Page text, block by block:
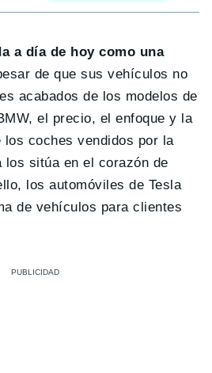
a día de hoy como una
de que sus vehículos no
acabados de los modelos de
el precio, el enfoque y la
coches vendidos por la
los sitúa en el corazón de
los automóviles de Tesla
de vehículos para clientes